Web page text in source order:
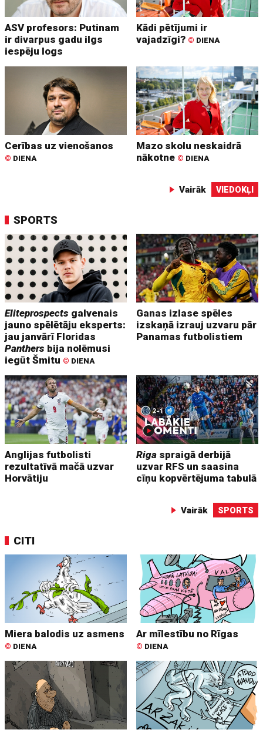
ASV profesors: Putinam
ir divarpus gadu ilgs
iespēju logs
Kādi pētījumi ir
vajadzīgi? © DIENA
Cerības uz vienošanos
© DIENA
Mazo skolu neskaidrā
nākotne © DIENA
Vairāk VIEDOKĻI
SPORTS
Eliteprospects galvenais
jauno spēlētāju eksperts:
jau janvārī Floridas
Panthers bija nolēmusi
iegūt Šmitu © DIENA
Ganas izlase spēles
izskaņā izrauj uzvaru pār
Panamas futbolistiem
Anglijas futbolisti
rezultatīvā mačā uzvar
Horvātiju
Riga spraigā derbijā
uzvar RFS un saasina
cīņu kopvērtējuma tabulā
Vairāk SPORTS
CITI
Miera balodis uz asmens
© DIENA
Ar mīlestību no Rīgas
© DIENA